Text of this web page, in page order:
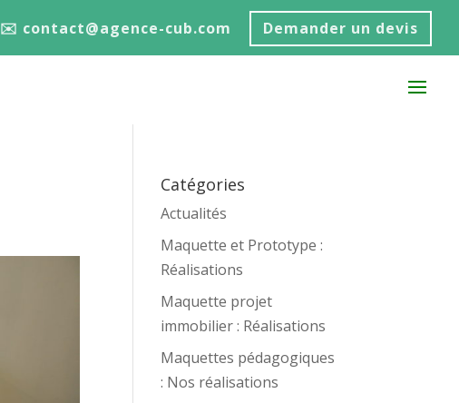
✉️ contact@agence-cub.com Demander un devis
Catégories
Actualités
Maquette et Prototype :
Réalisations
Maquette projet
immobilier : Réalisations
Maquettes pédagogiques
: Nos réalisations